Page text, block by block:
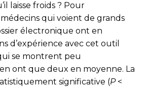
laisse froids ? Pour
qui voient de grands
électronique ont en
d’expérience avec cet outil
se montrent peu
ont que deux en moyenne. La
significative (P <